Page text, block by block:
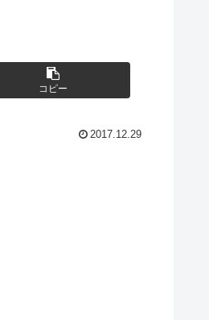
コピー
2017.12.29